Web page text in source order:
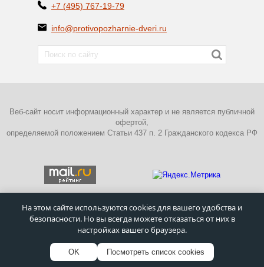
+7 (495) 767-19-79
info@protivopozharnie-dveri.ru
Веб-сайт носит информационный характер и не является публичной
офертой,
определяемой положением Статьи 437 п. 2 Гражданского кодекса РФ
ПОЛИТИКА КОНФИДЕНЦИАЛЬНОСТИ
Московский завод металлических дверей–Противопожарные
двери1995 - 2026г.
На этом сайте используются cookies для вашего удобства и
безопасности. Но вы всегда можете отказаться от них в
настройках вашего браузера.
OK Посмотреть список cookies